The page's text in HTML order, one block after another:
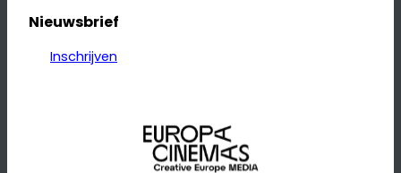
Nieuwsbrief
Inschrijven